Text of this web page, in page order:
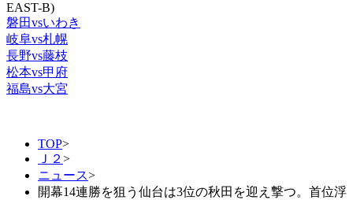
EAST-B)
磐田vsいわき
岐阜vs札幌
長野vs藤枝
松本vs甲府
福島vs大宮
TOP>
Ｊ２ >
ニュース>
開幕14連勝を狙う仙台は3位の秋田を迎え撃つ。首位浮